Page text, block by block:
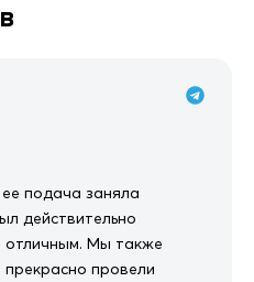
подача заняла
действительно
отличным. Мы также
провели